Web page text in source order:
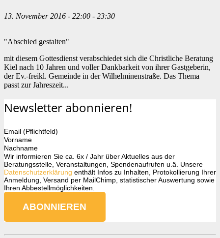
13. November 2016 - 22:00 - 23:30
"Abschied gestalten"
mit diesem Gottesdienst verabschiedet sich die Christliche Beratung
Kiel nach 10 Jahren und voller Dankbarkeit von ihrer Gastgeberin,
der Ev.-freikl. Gemeinde in der Wilhelminenstraße. Das Thema
passt zur Jahreszeit...
Newsletter abonnieren!
Email (Pflichtfeld)
Vorname
Nachname
Wir informieren Sie ca. 6x / Jahr über Aktuelles aus der
Beratungsstelle, Veranstaltungen, Spendenaufrufen u.ä. Unsere
Datenschutzerklärung enthält Infos zu Inhalten, Protokollierung Ihrer
Anmeldung, Versand per MailChimp, statistischer Auswertung sowie
Ihren Abbestellmöglichkeiten.